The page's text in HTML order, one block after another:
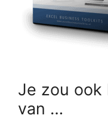
Je zou ook
van …